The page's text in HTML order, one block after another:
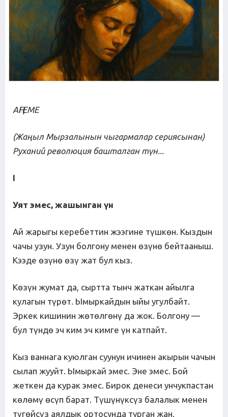
АҢГЕМЕ
(Жаңыл Мырзалынын чыгармалар сериясынан)
Руханий революция башталган түн...
I
Уят эмес, жашынган үн
Ай жарыгы керебеттин жээгине түшкөн. Кыздын
чачы узун. Узун болгону менен өзүнө бейтааныш.
Кээде өзүнө өзү жат бул кыз.
Көзүн жумат да, сыртта тынч жаткан айылга
кулагын түрөт. Ымыркайдын ыйы угулбайт.
Эркек кишинин жөтөлгөнү да жок. Болгону —
бул түндө эч ким эч кимге үн катпайт.
Кыз ваннага куюлган суунун ичинен акырын чачын
сылап жууйт. Ымыркай эмес. Эне эмес. Бой
жеткен да курак эмес. Бирок денеси унчукпастан
көлөмү өсүп барат. Түшүнүксүз балалык менен
түгөйсүз аялдык ортосунда турган жан.